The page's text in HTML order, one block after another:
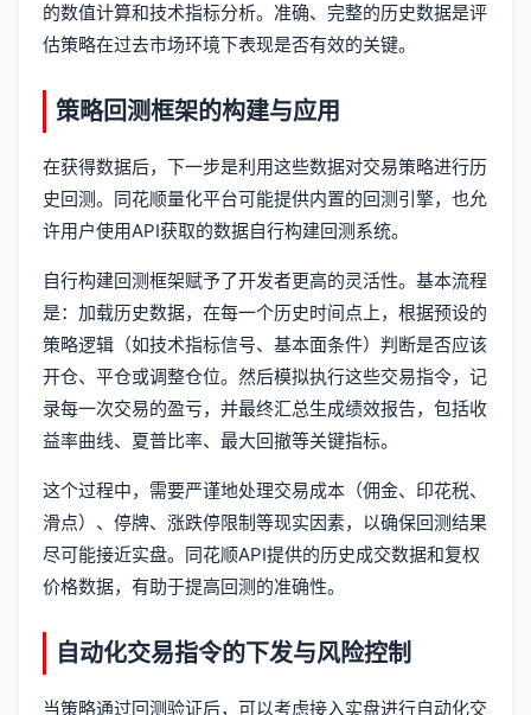
的数值计算和技术指标分析。准确、完整的历史数据是评
估策略在过去市场环境下表现是否有效的关键。
策略回测框架的构建与应用
在获得数据后，下一步是利用这些数据对交易策略进行历
史回测。同花顺量化平台可能提供内置的回测引擎，也允
许用户使用API获取的数据自行构建回测系统。
自行构建回测框架赋予了开发者更高的灵活性。基本流程
是：加载历史数据，在每一个历史时间点上，根据预设的
策略逻辑（如技术指标信号、基本面条件）判断是否应该
开仓、平仓或调整仓位。然后模拟执行这些交易指令，记
录每一次交易的盈亏，并最终汇总生成绩效报告，包括收
益率曲线、夏普比率、最大回撤等关键指标。
这个过程中，需要严谨地处理交易成本（佣金、印花税、
滑点）、停牌、涨跌停限制等现实因素，以确保回测结果
尽可能接近实盘。同花顺API提供的历史成交数据和复权
价格数据，有助于提高回测的准确性。
自动化交易指令的下发与风险控制
当策略通过回测验证后，可以考虑接入实盘进行自动化交